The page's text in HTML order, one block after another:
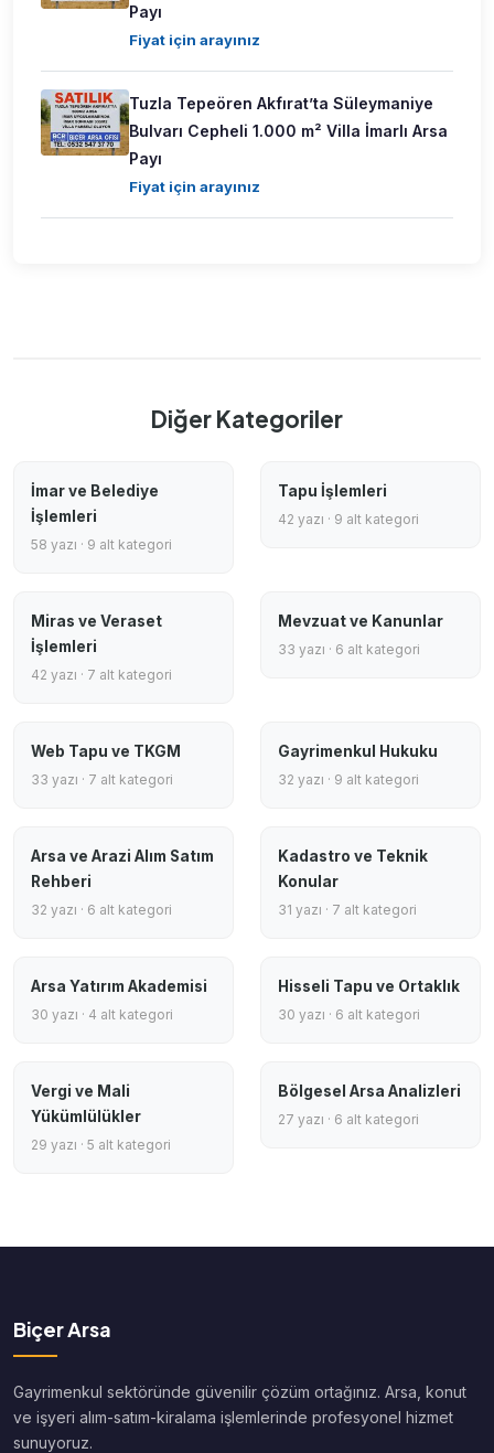
Payı
Fiyat için arayınız
Tuzla Tepeören Akfırat’ta Süleymaniye
Bulvarı Cepheli 1.000 m² Villa İmarlı Arsa
Payı
Fiyat için arayınız
Diğer Kategoriler
İmar ve Belediye
İşlemleri
58 yazı · 9 alt kategori
Tapu İşlemleri
42 yazı · 9 alt kategori
Miras ve Veraset
İşlemleri
42 yazı · 7 alt kategori
Mevzuat ve Kanunlar
33 yazı · 6 alt kategori
Web Tapu ve TKGM
33 yazı · 7 alt kategori
Gayrimenkul Hukuku
32 yazı · 9 alt kategori
Arsa ve Arazi Alım Satım
Rehberi
32 yazı · 6 alt kategori
Kadastro ve Teknik
Konular
31 yazı · 7 alt kategori
Arsa Yatırım Akademisi
30 yazı · 4 alt kategori
Hisseli Tapu ve Ortaklık
30 yazı · 6 alt kategori
Vergi ve Mali
Yükümlülükler
29 yazı · 5 alt kategori
Bölgesel Arsa Analizleri
27 yazı · 6 alt kategori
Biçer Arsa
Gayrimenkul sektöründe güvenilir çözüm ortağınız. Arsa, konut
ve işyeri alım-satım-kiralama işlemlerinde profesyonel hizmet
sunuyoruz.